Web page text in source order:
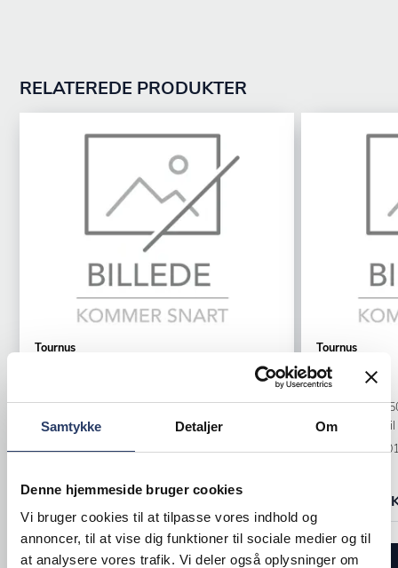
Samtykke Detaljer Om
Denne hjemmeside bruger cookies
Vi bruger cookies til at tilpasse vores indhold og
annoncer, til at vise dig funktioner til sociale medier og til
at analysere vores trafik. Vi deler også oplysninger om
RELATEREDE PRODUKTER
Tournus
DxBxH: 400x1500x1750 mm
Aluminium
Varenr.76600081
+1 på lager
3.716,00 DKK /productUnit
LÆG I KURV
Tournus
Reol
DxBxH:
Forlængelse til
Varenr.
2.138,00